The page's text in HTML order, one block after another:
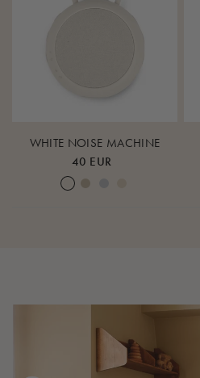
WHITE NOISE MACHINE
40 EUR
Cream WhiteWarm Sand